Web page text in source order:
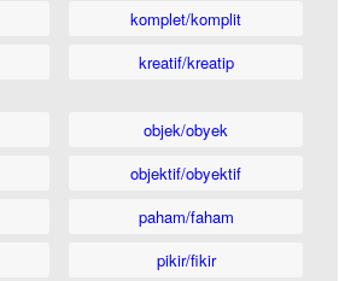
komplet/komplit
kreatif/kreatip
objek/obyek
objektif/obyektif
paham/faham
pikir/fikir